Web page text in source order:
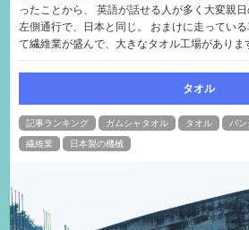
ったことから、 英語が話せる人が多く大変親
左側通行で、日本と同じ。 おまけに走ってい
て繊維業が盛んで、大きなタオル工場がありま
タオル
記事ランキング ガムシャタオル タオル バン
繊維業 日本製の機械